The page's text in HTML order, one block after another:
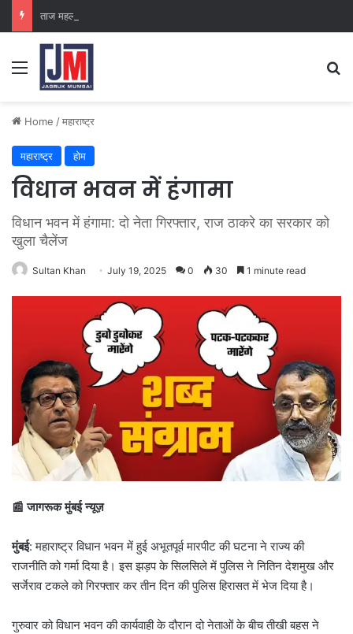
ताज महल पैलेस
Home /महाराष्ट्र
महाराष्ट्र होम
विधान भवन में हंगामा
विधान भवन में हंगामा: दो नेता गिरफ्तार, राज ठाकरे का सरकार को
खुला चैलेंज
Sultan Khan July 19, 2025 0 30 1 minute read
📰 जागरूक मुंबई न्यूज़
मुंबई: महाराष्ट्र विधान भवन में हुई अभूतपूर्व मारपीट की घटना ने राज्य की
राजनीति को गर्मा दिया है। इस झड़प के सिलसिले में पुलिस ने नितिन देशमुख और
सर्जेराव टकले को गिरफ्तार कर तीन दिन की पुलिस हिरासत में भेज दिया है।
गुरुवार को विधान भवन की कार्यवाही के दौरान दो नेताओं के बीच तीखी बहस ने